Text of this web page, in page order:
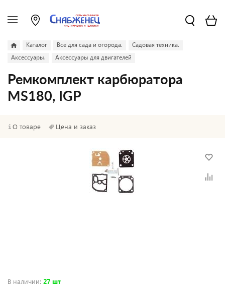
Каталог Все для сада и огорода.
Садовая техника.
Аксессуары.
Аксессуары для двигателей
Ремкомплект карбюратора
MS180, IGP
О товаре Цена и заказ
В наличии: 27 шт